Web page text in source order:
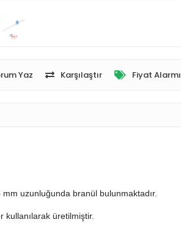
Yaz Karşılaştır Fiyat Alarmı
uzunluğunda branül bulunmaktadır.
kullanılarak üretilmiştir.